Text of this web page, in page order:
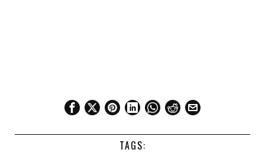
TAGS: